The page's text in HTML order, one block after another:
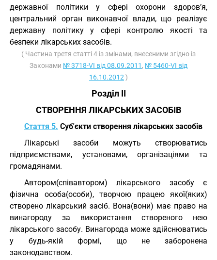
державної політики у сфері охорони здоров’я,
центральний орган виконавчої влади, що реалізує
державну політику у сфері контролю якості та
безпеки лікарських засобів.
( Частина третя статті 4 із змінами, внесеними згідно із
Законами № 3718-VI від 08.09.2011 , № 5460-VI від
16.10.2012 )
Розділ II
СТВОРЕННЯ ЛІКАРСЬКИХ ЗАСОБІВ
Стаття 5. Суб'єкти створення лікарських засобів
Лікарські засоби можуть створюватись
підприємствами, установами, організаціями та
громадянами.
Автором(співавтором) лікарського засобу є
фізична особа(особи), творчою працею якої(яких)
створено лікарський засіб. Вона(вони) має право на
винагороду за використання створеного нею
лікарського засобу. Винагорода може здійснюватись
у будь-якій формі, що не заборонена
законодавством.